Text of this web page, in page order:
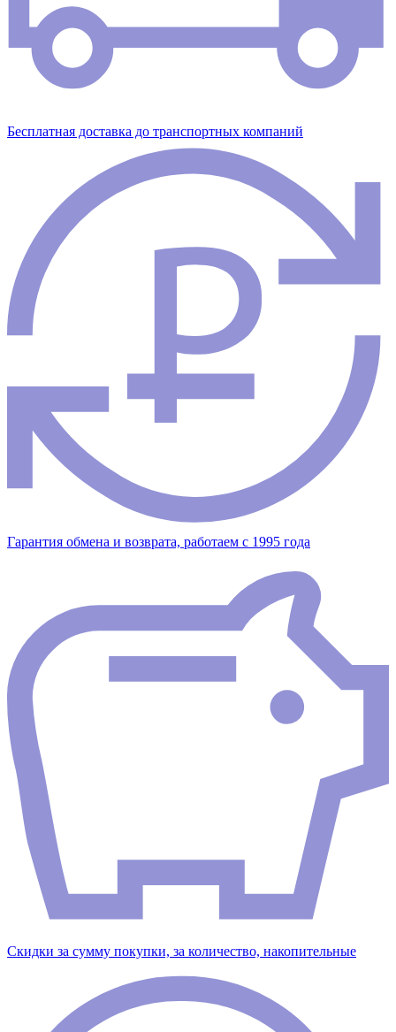
Бесплатная доставка до транспортных компаний
Гарантия обмена и возврата, работаем с 1995 года
Скидки за сумму покупки, за количество, накопительные